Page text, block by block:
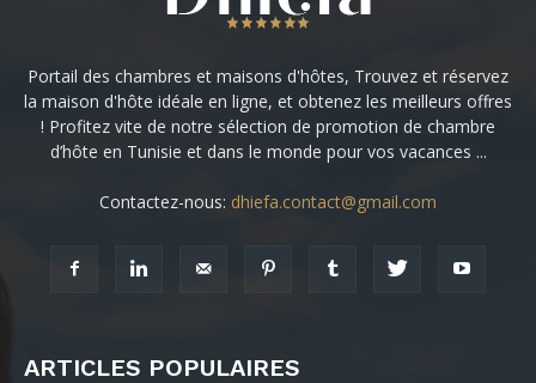
Portail des chambres et maisons d'hôtes, Trouvez et réservez
la maison d'hôte idéale en ligne, et obtenez les meilleurs offres
! Profitez vite de notre sélection de promotion de chambre
d’hôte en Tunisie et dans le monde pour vos vacances ...
Contactez-nous: dhiefa.contact@gmail.com
ARTICLES POPULAIRES